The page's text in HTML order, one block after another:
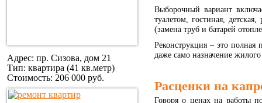
Адрес: пр. Сизова, дом 21
Тип: квартира (41 кв.метр)
Стоимость: 206 000 руб.
Выборочный вариант
туалетом, гостиная,
(замена труб и батарей
Реконструкция – это полная
даже само назначение
Расценки на
Говоря о ценах на работы